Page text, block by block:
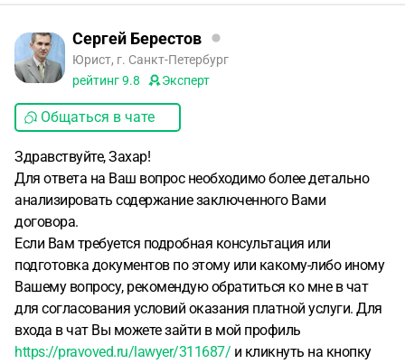
Сергей Берестов
Юрист, г. Санкт-Петербург
рейтинг9.8 Эксперт
Общаться в чате
Здравствуйте, Захар!
Для ответа на Ваш вопрос необходимо более детально
анализировать содержание заключенного Вами
договора.
Если Вам требуется подробная консультация или
подготовка документов по этому или какому-либо иному
Вашему вопросу, рекомендую обратиться ко мне в чат
для согласования условий оказания платной услуги. Для
входа в чат Вы можете зайти в мой профиль
https://pravoved.ru/lawyer/311687/ и кликнуть на кнопку